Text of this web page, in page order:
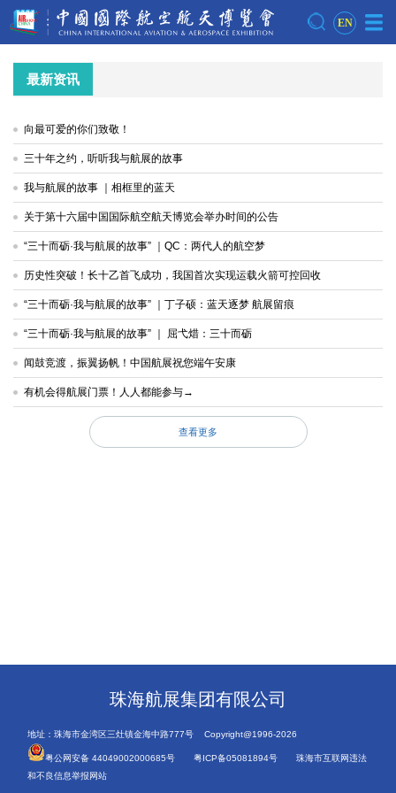
EN
最新资讯
向最可爱的你们致敬！
三十年之约，听听我与航展的故事
我与航展的故事 ｜相框里的蓝天
关于第十六届中国国际航空航天博览会举办时间的公告
“三十而砺·我与航展的故事” ｜QC：两代人的航空梦
历史性突破！长十乙首飞成功，我国首次实现运载火箭可控回收
“三十而砺·我与航展的故事” ｜丁子硕：蓝天逐梦 航展留痕
“三十而砺·我与航展的故事” ｜ 屈弋焟：三十而砺
闻鼓竞渡，振翼扬帆！中国航展祝您端午安康
有机会得航展门票！人人都能参与→
查看更多
珠海航展集团有限公司
地址：珠海市金湾区三灶镇金海中路777号 Copyright@1996-2026
粤公网安备 44049002000685号 粤ICP备05081894号
珠海市互联网违法
和不良信息举报网站